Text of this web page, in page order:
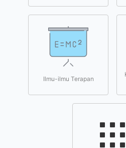
Ilmu-ilmu Terapan